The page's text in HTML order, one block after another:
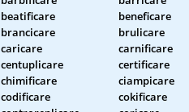
beatificare
beneficare
brancicare
brulicare
caricare
carnificare
centuplicare
certificare
chimificare
ciampicare
codificare
cokificare